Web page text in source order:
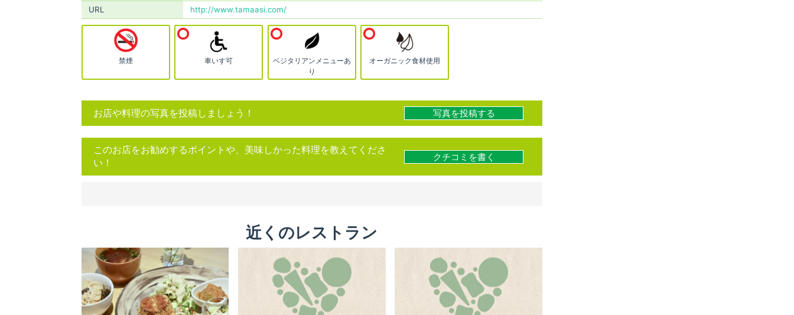
URL
http://www.tamaasi.com/
禁煙 車いす可
ベジタリアンメニューあ
り
オーガニック食材使用
お店や料理の写真を投稿しましょう！ 写真を投稿する
このお店をお勧めするポイントや、美味しかった料理を教えてくださ
い！
クチコミを書く
近くのレストラン